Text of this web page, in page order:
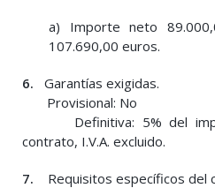
a) Importe neto
107.690,00 euros.
6.
Garantías exigidas.
Provisional: No
Definitiva: 5% del
contrato, I.V.A. excluido.
7. Requisitos específicos del